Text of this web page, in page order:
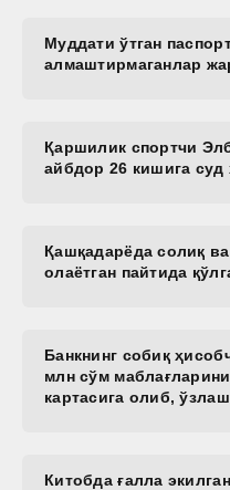
Муддати ўтган
алмаштирмаганлар
Қаршилик спортчи
айбдор 26 кишига
Қашқадарёда солиқ
олаётган пайтида
Банкнинг собиқ
млн сўм
картасига олиб,
Китобда ғалла